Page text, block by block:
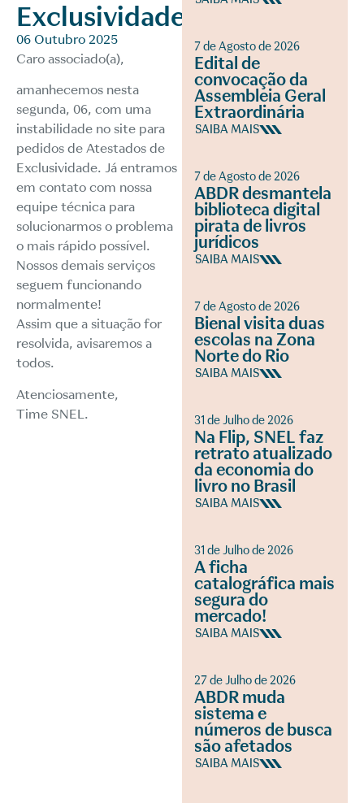
Exclusividade
06 Outubro 2025
Caro associado(a),
amanhecemos nesta
segunda, 06, com uma
instabilidade no site para
pedidos de Atestados de
Exclusividade. Já entramos
em contato com nossa
equipe técnica para
solucionarmos o problema
o mais rápido possível.
Nossos demais serviços
seguem funcionando
normalmente!
Assim que a situação for
resolvida, avisaremos a
todos.
Atenciosamente,
Time SNEL.
7 de Agosto de 2026
Edital de
convocação da
Assembleia Geral
Extraordinária
SAIBA MAIS
7 de Agosto de 2026
ABDR desmantela
biblioteca digital
pirata de livros
jurídicos
SAIBA MAIS
7 de Agosto de 2026
Bienal visita duas
escolas na Zona
Norte do Rio
SAIBA MAIS
31 de Julho de 2026
Na Flip, SNEL faz
retrato atualizado
da economia do
livro no Brasil
SAIBA MAIS
31 de Julho de 2026
A ficha
catalográfica mais
segura do
mercado!
SAIBA MAIS
27 de Julho de 2026
ABDR muda
sistema e
números de busca
são afetados
SAIBA MAIS